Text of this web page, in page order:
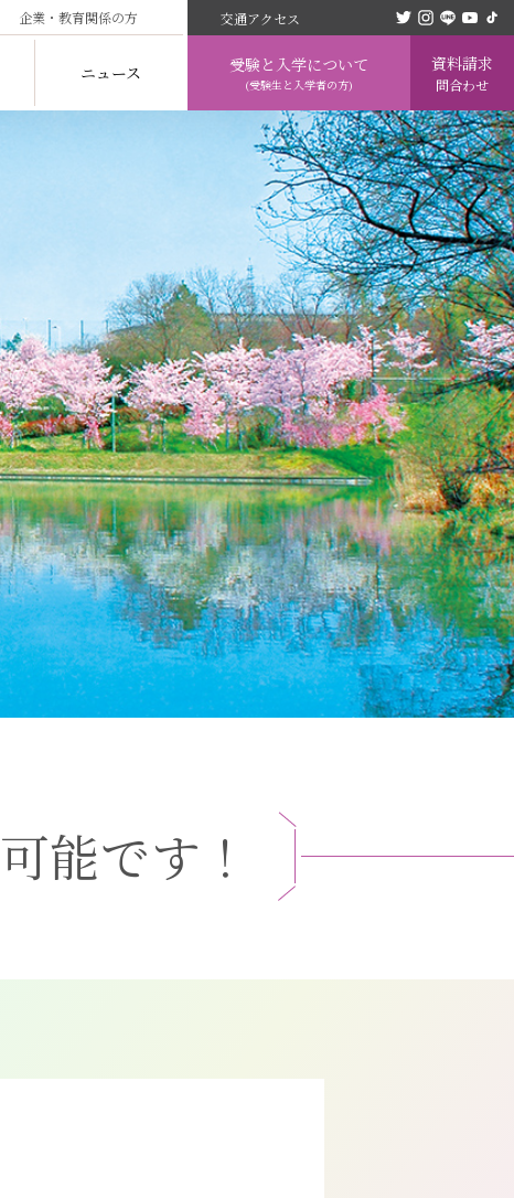
企業・教育関係の方 交通アクセス
受験と入学について
(受験生と入学者の方)
ニュース 資料請求
問合わせ
可能です ！